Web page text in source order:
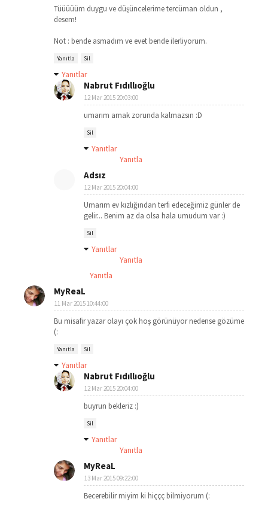
Tüüüüüm duygu ve düşüncelerime tercüman oldun ,
desem!
Not : bende asmadım ve evet bende ilerliyorum.
Yanıtla Sil
Yanıtlar
Nabrut Fıdıllıoğlu
12 Mar 2015 20:03:00
umarım amak zorunda kalmazsın :D
Sil
Yanıtlar
Yanıtla
Adsız
12 Mar 2015 20:04:00
Umarım ev kızlığından terfi edeceğimiz günler de
gelir... Benim az da olsa hala umudum var :)
Sil
Yanıtlar
Yanıtla
Yanıtla
MyReaL
11 Mar 2015 10:44:00
Bu misafir yazar olayı çok hoş görünüyor nedense gözüme
(:
Yanıtla Sil
Yanıtlar
Nabrut Fıdıllıoğlu
12 Mar 2015 20:04:00
buyrun bekleriz :)
Sil
Yanıtlar
Yanıtla
MyReaL
13 Mar 2015 09:22:00
Becerebilir miyim ki hiççç bilmiyorum (: